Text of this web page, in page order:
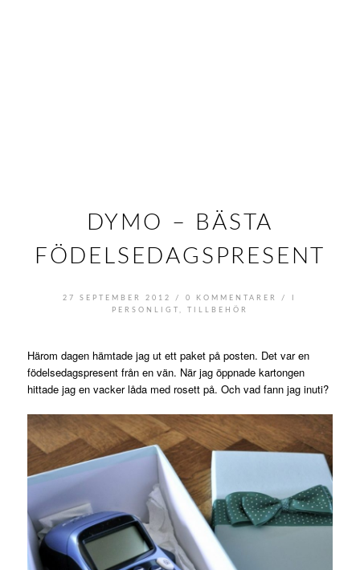
DYMO – BÄSTA
FÖDELSEDAGSPRESENT
27 SEPTEMBER 2012 / 0 KOMMENTARER /
PERSONLIGT , TILLBEHÖR
Härom dagen hämtade jag ut ett paket på posten. Det var en
födelsedagspresent från en vän. När jag öppnade kartongen
hittade jag en vacker låda med rosett på. Och vad fann jag inuti?